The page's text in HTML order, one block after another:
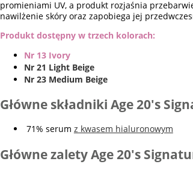
promieniami UV, a produkt rozjaśnia
nawilżenie skóry oraz zapobiega jej
Produkt dostępny w trzech kolorach:
Nr 13 Ivory
Nr 21 Light Beige
Nr 23 Medium Beige
Główne składniki Age 20's
71% serum z kwasem hialuronowym
Główne zalety Age 20's